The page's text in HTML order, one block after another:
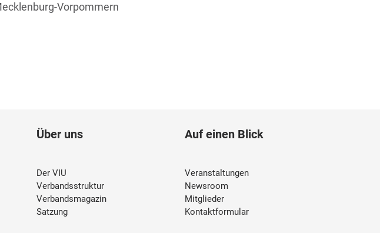
Vorpommern
Über uns
Der VIU
Verbandsstruktur
Verbandsmagazin
Satzung
Auf einen Blick
Veranstaltungen
Newsroom
Mitglieder
Kontaktformular